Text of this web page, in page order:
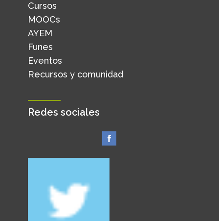
Cursos
MOOCs
AYEM
Funes
Eventos
Recursos y comunidad
Redes sociales